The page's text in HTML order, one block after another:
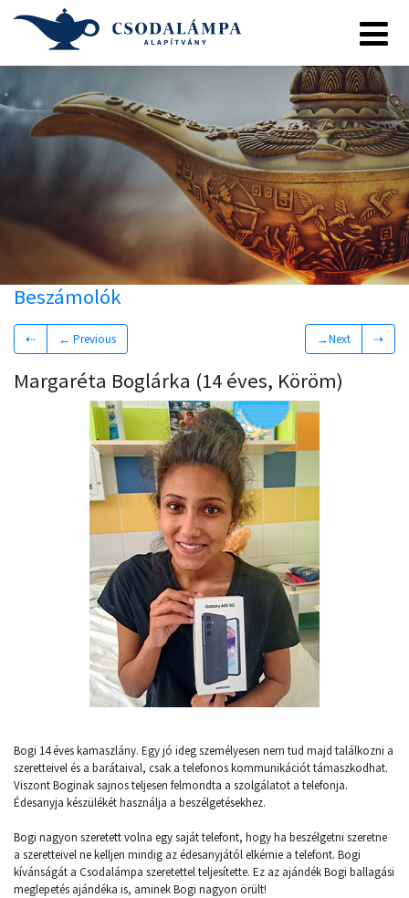
Beszámolók
⇠ ← Previous →Next ⇢
Margaréta Boglárka (14 éves, Köröm)
Bogi 14 éves kamaszlány. Egy jó ideg személyesen nem tud majd találkozni a
szeretteivel és a barátaival, csak a telefonos kommunikációt támaszkodhat.
Viszont Boginak sajnos teljesen felmondta a szolgálatot a telefonja.
Édesanyja készülékét használja a beszélgetésekhez.
Bogi nagyon szeretett volna egy saját telefont, hogy ha beszélgetni szeretne
a szeretteivel ne kelljen mindig az édesanyjától elkérnie a telefont. Bogi
kívánságát a Csodalámpa szeretettel teljesítette. Ez az ajándék Bogi ballagási
meglepetés ajándéka is, aminek Bogi nagyon örült!